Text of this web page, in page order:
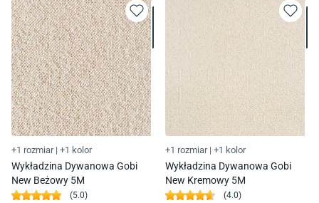
+1 rozmiar | +1 kolor
Wykładzina Dywanowa Gobi
New Beżowy 5M
(5.0)
+1 rozmiar | +1 kolor
Wykładzina Dywanowa Gobi
New Kremowy 5M
(4.0)